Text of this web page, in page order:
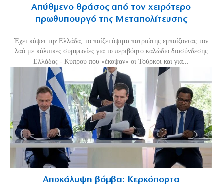
Απύθμενο θράσος από τον χειρότερο
πρωθυπουργό της Μεταπολίτευσης
Έχει κάψει την Ελλάδα, το παίζει όψιμα πατριώτης εμπαίζοντας τον
λαό με κάλπικες συμφωνίες για το περιβόητο καλώδιο διασύνδεσης
Ελλάδας - Κύπρου που «έκοψαν» οι Τούρκοι και για...
Αποκάλυψη βόμβα: Κερκόπορτα